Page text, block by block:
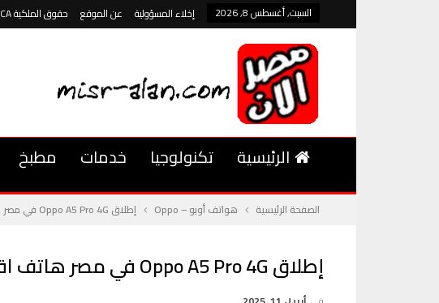
السبت, أغسطس 8, 2026 إخلاء المسؤولية عن الموقع حقوق الملكية DMCA
الرئيسية تكنولوجيا خدمات مطبخ
الصفحة الرئيسية هواتف أوبو – Oppo إطلاق Oppo A5 Pro 4G في مصر هاتف اقتصادي بمقاومة للماء وتصميم أنيق
إطلاق Oppo A5 Pro 4G في مصر هاتف اقتصادي بمقاومة للماء وتصميم أنيق